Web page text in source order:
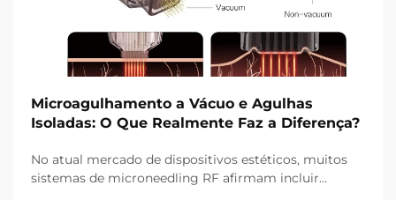
Microagulhamento a Vácuo e Agulhas
Isoladas: O Que Realmente Faz a Diferença?
No atual mercado de dispositivos estéticos, muitos
sistemas de microneedling RF afirmam incluir